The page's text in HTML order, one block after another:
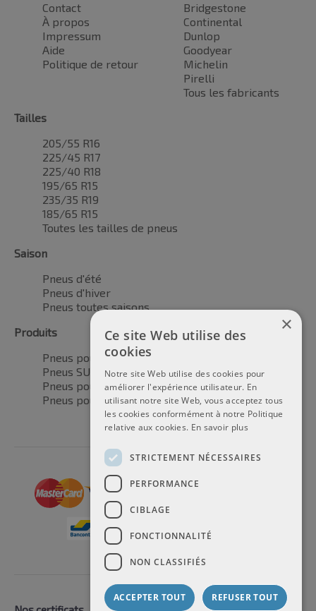
Contact
À propos
Impressum
Aide
Politique de retour
Bridgestone
Continental
Dunlop
Goodyear
Michelin
Pirelli
Tous les fabricants
Tailles
205/55 R16
225/45 R17
225/40 R18
195/65 R15
235/35 R19
185/65 R15
Toutes les tailles de pneus
Saison
Pneus d'été
Pneus d'hiver
Pneus toutes saisons
Produits
Pneus pour voitures
Pneus SUV / 4x4
Pneus pour camionnettes
Pneus pour motos
×
Ce site Web utilise des
cookies
Notre site Web utilise des cookies pour
améliorer l'expérience utilisateur. En
utilisant notre site Web, vous acceptez tous
les cookies conformément à notre Politique
relative aux cookies. En savoir plus
STRICTEMENT NÉCESSAIRES
PERFORMANCE
CIBLAGE
FONCTIONNALITÉ
NON CLASSIFIÉS
ACCEPTER TOUT REFUSER TOUT